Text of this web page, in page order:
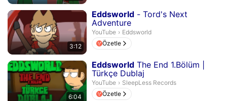
3:12
Eddsworld - Tord's Next
Adventure
Süre 3 dakika 12 saniye
YouTube › Eddsworld.
Eddsworld
Özetle
6:04
Eddsworld The End 1.Bölüm |
Türkçe Dublaj
Süre 6 dakika 4 saniye
YouTube › SleepLess Records.
SleepLess Records
Özetle